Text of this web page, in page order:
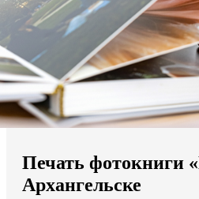
Мы доставляем по всему миру
Продолжить без города
Печать фотокниги
Архангельске